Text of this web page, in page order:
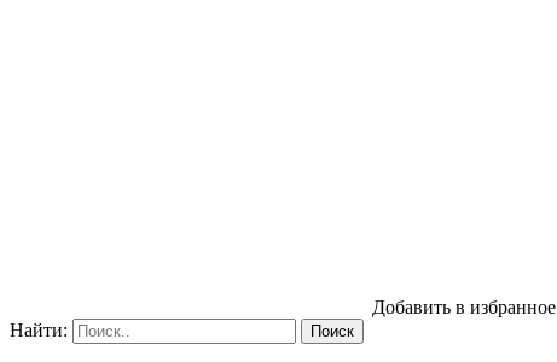
Добавить в избранное
Найти: